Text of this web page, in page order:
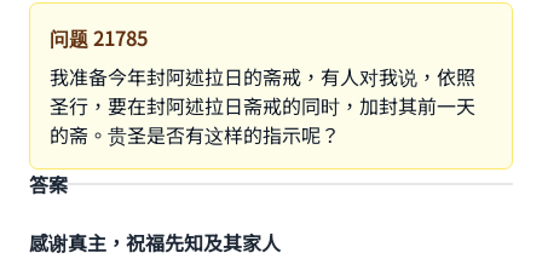
问题21785
我准备今年封阿述拉日的斋戒，有人对我说，依照
圣行，要在封阿述拉日斋戒的同时，加封其前一天
的斋。贵圣是否有这样的指示呢？
答案
感谢真主，祝福先知及其家人